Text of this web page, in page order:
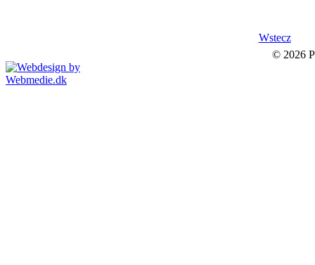
Wstecz
© 2026